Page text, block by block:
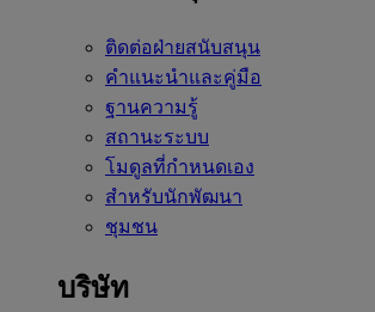
ติดต่อฝ่ายสนับสนุน
คำแนะนำและคู่มือ
ฐานความรู้
สถานะระบบ
โมดูลที่กำหนดเอง
สำหรับนักพัฒนา
ชุมชน
บริษัท